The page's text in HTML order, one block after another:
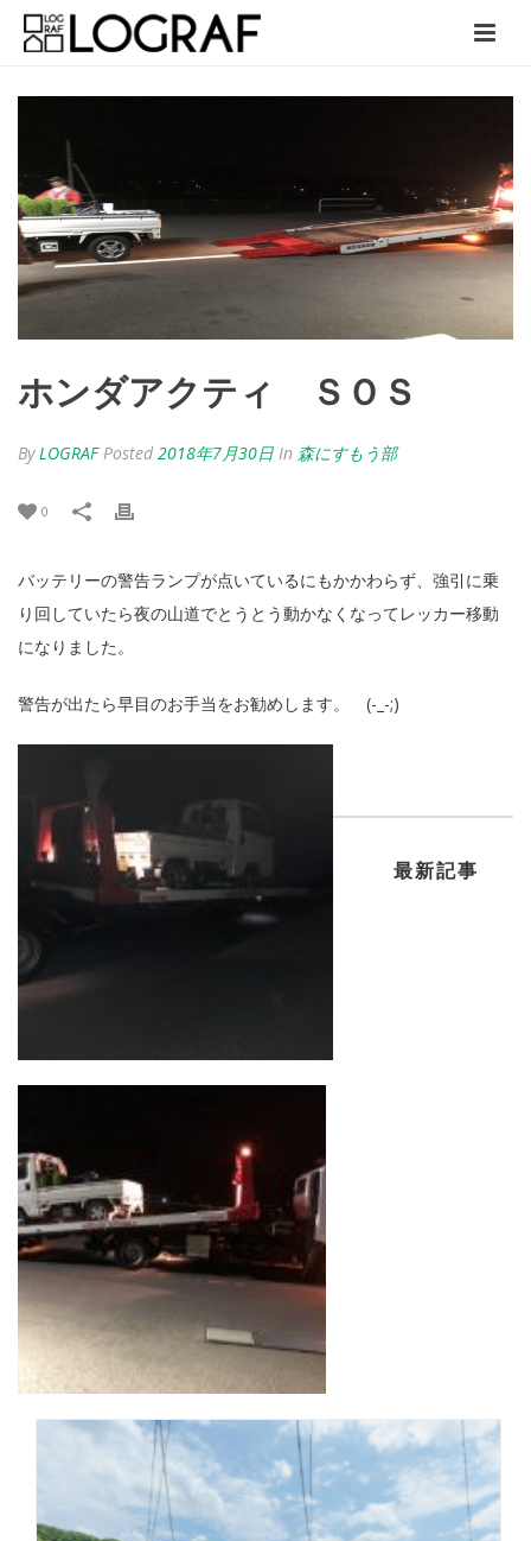
ホンダアクティ ＳＯＳ
ByLOGRAF Posted 2018年7月30日 In 森にすもう部
0
バッテリーの警告ランプが点いているにもかかわらず、強引に乗
り回していたら夜の山道でとうとう動かなくなってレッカー移動
になりました。
警告が出たら早目のお手当をお勧めします。 (-_-;)
最新記事